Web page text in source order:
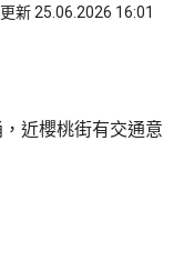
新 25.06.2026 16:01
近櫻桃街有交通意